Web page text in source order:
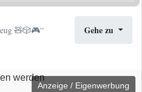
🧸🎲🎮“ Gehe zu
Anzeige / Eigenwerbung